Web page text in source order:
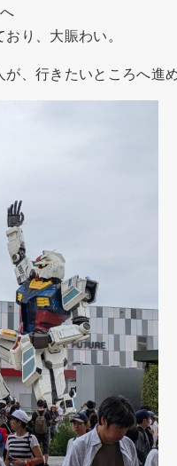
り、大賑わい。
、行きたいところへ進